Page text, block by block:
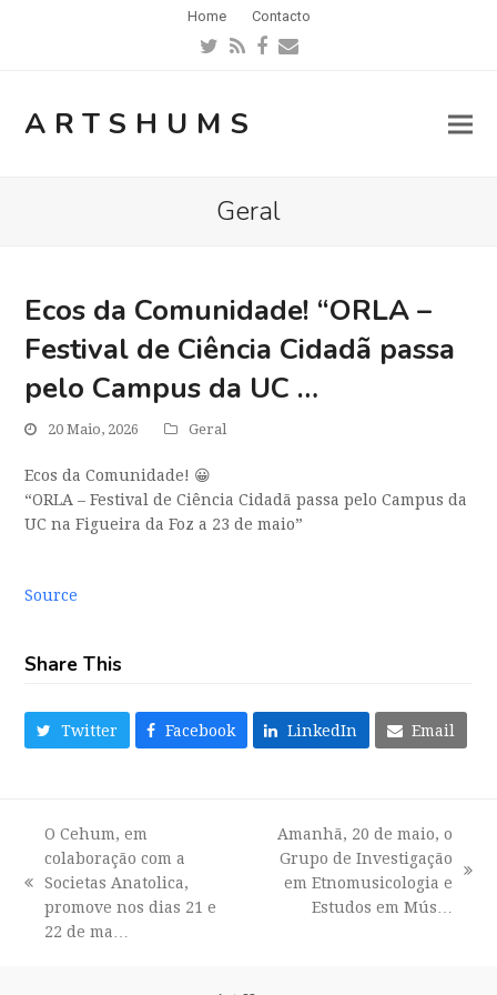
Home Contacto
Twitter
RSSFacebook
Email
ARTSHUMS
Geral
Ecos da Comunidade! “ORLA –
Festival de Ciência Cidadã passa
pelo Campus da UC …
20 Maio, 2026 Geral
Ecos da Comunidade! 😀
“ORLA – Festival de Ciência Cidadã passa pelo Campus da
UC na Figueira da Foz a 23 de maio”
Source
Share This
Twitter Facebook LinkedIn Email
previous
post:
O Cehum, em
colaboração com a
Societas Anatolica,
promove nos dias 21 e
22 de ma…
next
Amanhã, 20 de maio, o
Grupo de Investigação
em Etnomusicologia e
Estudos em Mús…